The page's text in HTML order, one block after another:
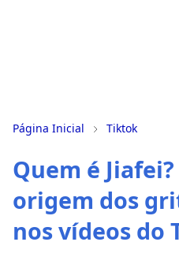
Página Inicial Tiktok
Quem é
origem dos
nos vídeos do